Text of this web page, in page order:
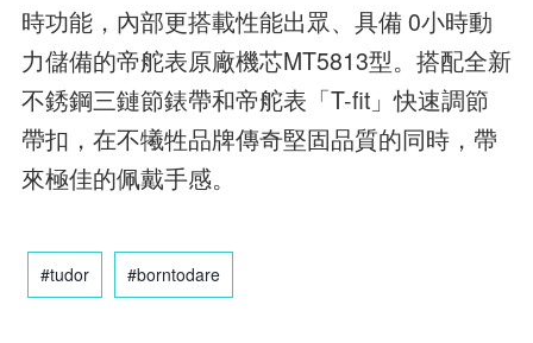
時功能，內部更搭載性能出眾、具備 0小時動
力儲備的帝舵表原廠機芯MT5813型。搭配全新
不銹鋼三鏈節錶帶和帝舵表「T-fit」快速調節
帶扣，在不犧牲品牌傳奇堅固品質的同時，帶
來極佳的佩戴手感。
#tudor #borntodare